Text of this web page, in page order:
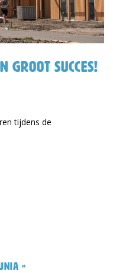
groot succes!
tijdens de
»